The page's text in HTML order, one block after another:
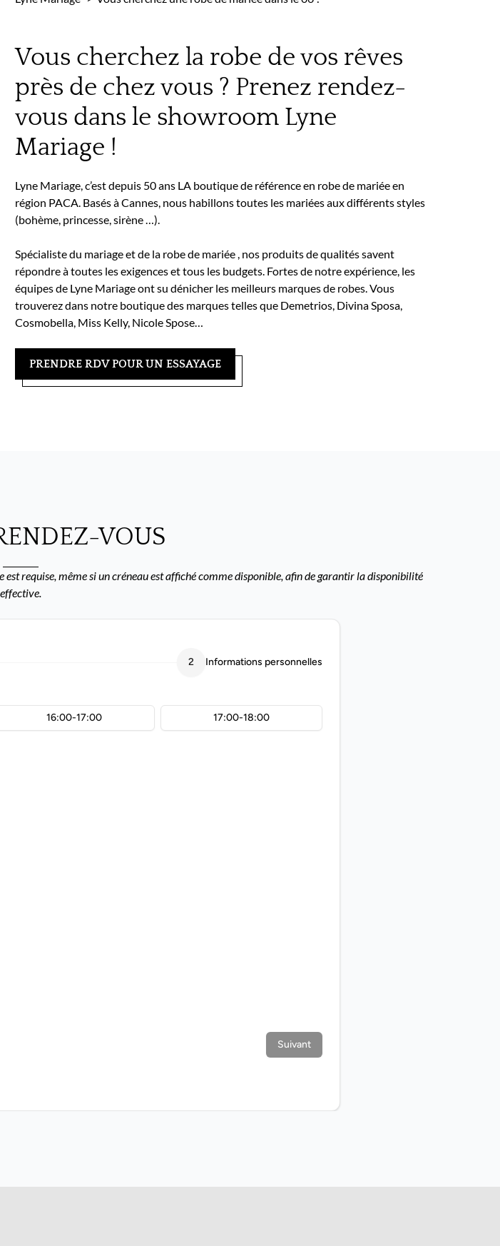
Vous cherchez la robe de vos rêves
près de chez vous ? Prenez rendez-
vous dans le showroom Lyne
Mariage !
Lyne Mariage, c’est depuis 50 ans LA boutique de référence en robe de mariée en
région PACA. Basés à Cannes, nous habillons toutes les mariées aux différents styles
(bohème, princesse, sirène …).
Spécialiste du mariage et de la robe de mariée , nos produits de qualités savent
répondre à toutes les exigences et tous les budgets. Fortes de notre expérience, les
équipes de Lyne Mariage ont su dénicher les meilleurs marques de robes. Vous
trouverez dans notre boutique des marques telles que Demetrios, Divina Sposa,
Cosmobella, Miss Kelly, Nicole Spose…
PRENDRE RDV POUR UN ESSAYAGE
VOUS
requise, même si un créneau est affiché comme disponible, afin de garantir la disponibilité
effective.